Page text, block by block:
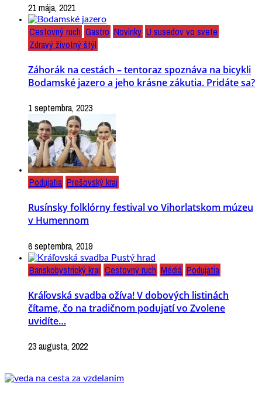
21 mája, 2021
Cestovný ruch Gastro Novinky U susedov vo svete
Zdravý životný štýl
Záhorák na cestách – tentoraz spoznáva na bicykli
Bodamské jazero a jeho krásne zákutia. Pridáte sa?
1 septembra, 2023
Podujatia Prešovský kraj
Rusínsky folklórny festival vo Vihorlatskom múzeu
v Humennom
6 septembra, 2019
Banskobystrický kraj Cestovný ruch Médiá Podujatia
Kráľovská svadba ožíva! V dobových listinách
čítame, čo na tradičnom podujatí vo Zvolene
uvidíte…
23 augusta, 2022